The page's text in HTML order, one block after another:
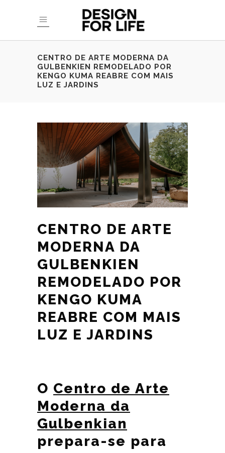
CENTRO DE ARTE MODERNA DA
GULBENKIEN REMODELADO POR
KENGO KUMA REABRE COM MAIS
LUZ E JARDINS
CENTRO DE ARTE
MODERNA DA
GULBENKIEN
REMODELADO POR
KENGO KUMA
REABRE COM MAIS
LUZ E JARDINS
O Centro de Arte
Moderna da
Gulbenkian
prepara-se para